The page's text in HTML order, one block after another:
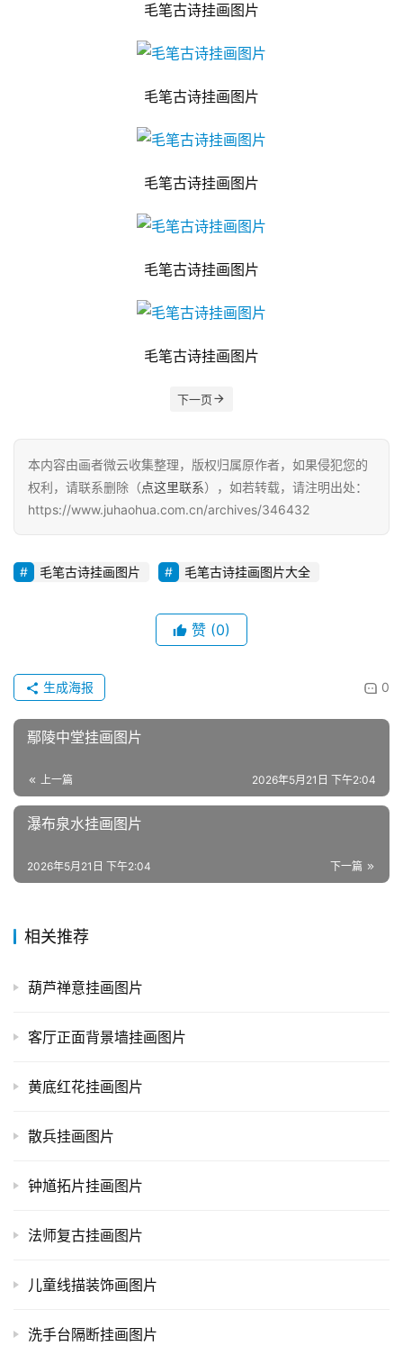
毛笔古诗挂画图片
毛笔古诗挂画图片
毛笔古诗挂画图片
毛笔古诗挂画图片
毛笔古诗挂画图片
下一页
本内容由画者微云收集整理，版权归属原作者，如果侵犯您的
权利，请联系删除（点这里联系），如若转载，请注明出处：
https://www.juhaohua.com.cn/archives/346432
毛笔古诗挂画图片 毛笔古诗挂画图片大全
赞 (0)
0
生成海报
鄢陵中堂挂画图片
上一篇 2026年5月21日 下午2:04
瀑布泉水挂画图片
下一篇
2026年5月21日 下午2:04
相关推荐
葫芦禅意挂画图片
客厅正面背景墙挂画图片
黄底红花挂画图片
散兵挂画图片
钟馗拓片挂画图片
法师复古挂画图片
儿童线描装饰画图片
洗手台隔断挂画图片